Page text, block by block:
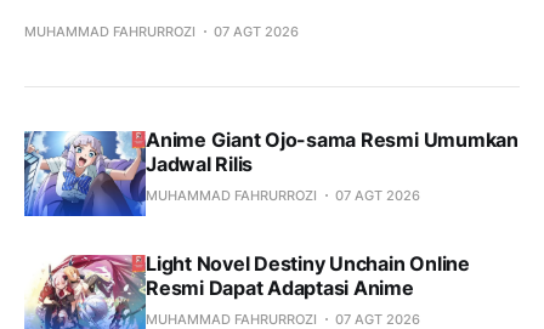
MUHAMMAD FAHRURROZI 07 AGT 2026
Anime Giant Ojo-sama Resmi Umumkan
Jadwal Rilis
MUHAMMAD FAHRURROZI 07 AGT 2026
Light Novel Destiny Unchain Online
Resmi Dapat Adaptasi Anime
MUHAMMAD FAHRURROZI 07 AGT 2026